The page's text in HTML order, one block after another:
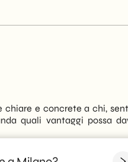
chiare e concrete a chi,
quali vantaggi possa